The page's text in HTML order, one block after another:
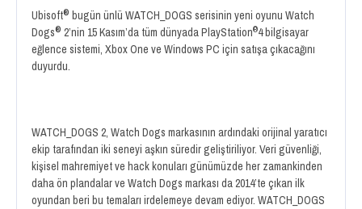
Ubisoft® bugün ünlü WATCH_DOGS serisinin yeni oyunu Watch
Dogs® 2’nin 15 Kasım’da tüm dünyada PlayStation®4 bilgisayar
eğlence sistemi, Xbox One ve Windows PC için satışa çıkacağını
duyurdu.
WATCH_DOGS 2, Watch Dogs markasının ardındaki orijinal yaratıcı
ekip tarafından iki seneyi aşkın süredir geliştiriliyor. Veri güvenliği,
kişisel mahremiyet ve hack konuları günümüzde her zamankinden
daha ön plandalar ve Watch Dogs markası da 2014’te çıkan ilk
oyundan beri bu temaları irdelemeye devam ediyor. WATCH_DOGS